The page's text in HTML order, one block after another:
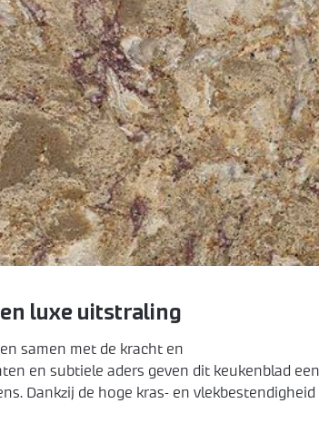
luxe uitstraling
samen met de kracht en
en subtiele aders geven dit keukenblad een
Dankzij de hoge kras- en vlekbestendigheid